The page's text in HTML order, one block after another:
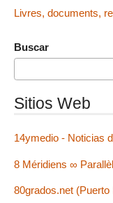
Livres, documents,
Buscar
Sitios Web
14ymedio - Noticias
8 Méridiens ∞
80grados.net (Puerto